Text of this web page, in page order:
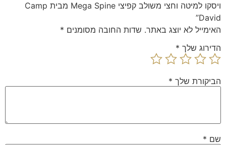
ויסקו למיטה וחצי משולב קפיצי Mega Spine מבית Camp
David”
האימייל לא יוצג באתר. שדות החובה מסומנים *
הדירוג שלך *
הביקורת שלך *
שם *